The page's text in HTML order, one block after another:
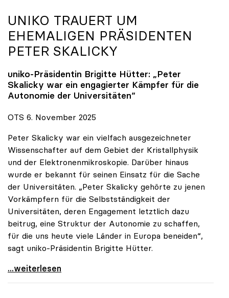
UNIKO TRAUERT UM
EHEMALIGEN PRÄSIDENTEN
PETER SKALICKY
uniko-Präsidentin Brigitte Hütter: „Peter
Skalicky war ein engagierter Kämpfer für die
Autonomie der Universitäten“
OTS 6. November 2025
Peter Skalicky war ein vielfach ausgezeichneter
Wissenschafter auf dem Gebiet der Kristallphysik
und der Elektronenmikroskopie. Darüber hinaus
wurde er bekannt für seinen Einsatz für die Sache
der Universitäten. „Peter Skalicky gehörte zu jenen
Vorkämpfern für die Selbstständigkeit der
Universitäten, deren Engagement letztlich dazu
beitrug, eine Struktur der Autonomie zu schaffen,
für die uns heute viele Länder in Europa beneiden“,
sagt uniko-Präsidentin Brigitte Hütter.
uniko trauert um ehemaligen Präsidenten Peter
...weiterlesen